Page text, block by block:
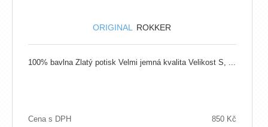
ORIGINAL ROKKER
100% bavlna Zlatý potisk Velmi jemná kvalita Velikost S, ...
Cena s DPH 850 Kč